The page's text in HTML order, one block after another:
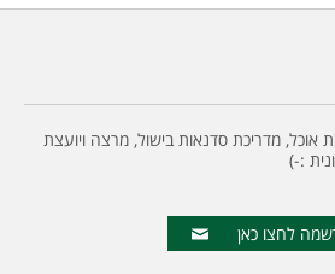
אוכל, מדריכת סדנאות בישול, מרצה ויועצת
:-)
לחצו כאן